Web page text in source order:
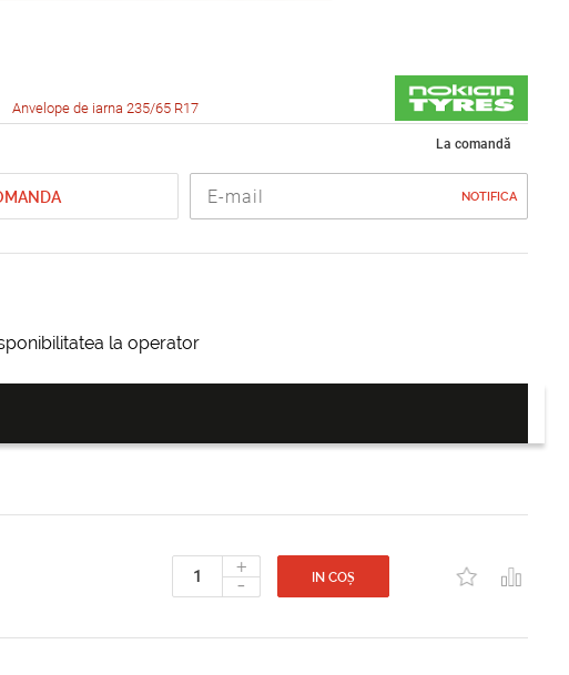
Anvelope de iarna 235/65 R17
La comandă
NOTIFICA
la operator
+
- IN COȘ